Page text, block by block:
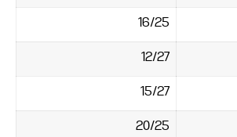
16/25
12/27
15/27
20/25